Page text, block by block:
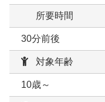
所要時間
30分前後
対象年齢
10歳～